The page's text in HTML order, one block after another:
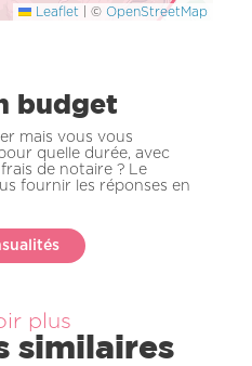
Leaflet © OpenStreetMap
budget
mais vous vous
quelle durée, avec
de notaire ? Le
fournir les réponses en
plus
similaires